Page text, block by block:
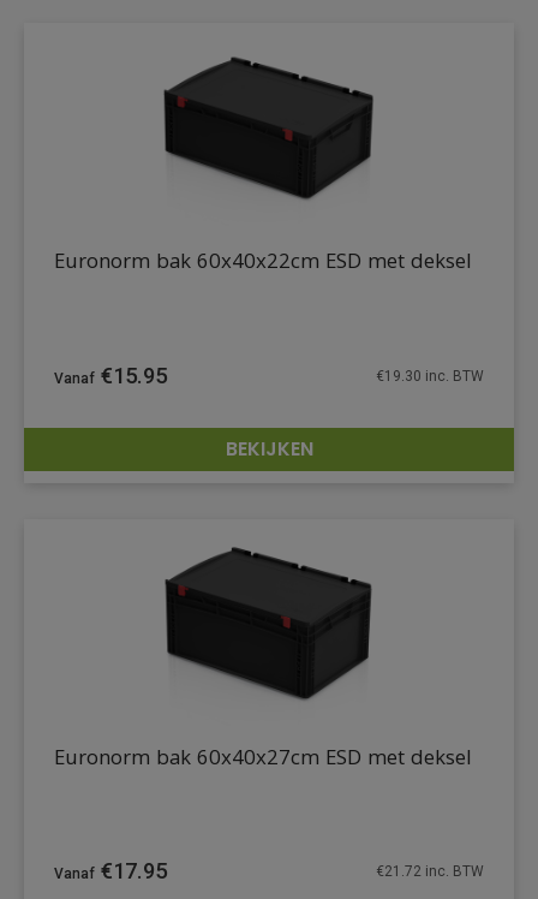
DETAILS
Euronorm bak 60x40x22cm ESD met deksel
€15.95 €19.30 inc. BTW
BEKIJKEN
Euronorm bak 60x40x27cm ESD met deksel
€17.95 €21.72 inc. BTW